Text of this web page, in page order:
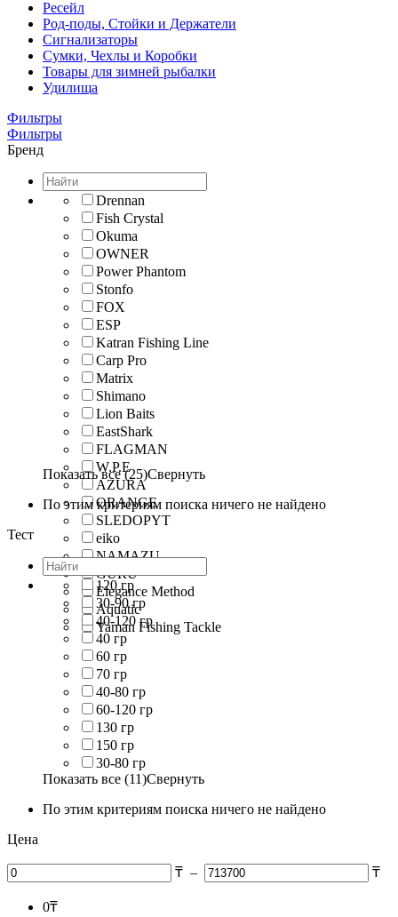
Ресейл
Род-поды, Стойки и Держатели
Сигнализаторы
Сумки, Чехлы и Коробки
Товары для зимней рыбалки
Удилища
Фильтры
Фильтры
Бренд
Drennan
Fish Crystal
Okuma
OWNER
Power Phantom
Stonfo
FOX
ESP
Katran Fishing Line
Carp Pro
Matrix
Shimano
Lion Baits
EastShark
FLAGMAN
W.P.E
AZURA
ORANGE
SLEDOPYT
eiko
NAMAZU
GURU
Elegance Method
Aquatic
Yaman Fishing Tackle
Показать все (25)Свернуть
По этим критериям поиска ничего не найдено
Тест
120 гр
30-90 гр
40-120 гр
40 гр
60 гр
70 гр
40-80 гр
60-120 гр
130 гр
150 гр
30-80 гр
Показать все (11)Свернуть
По этим критериям поиска ничего не найдено
Цена
₸ – ₸
0₸